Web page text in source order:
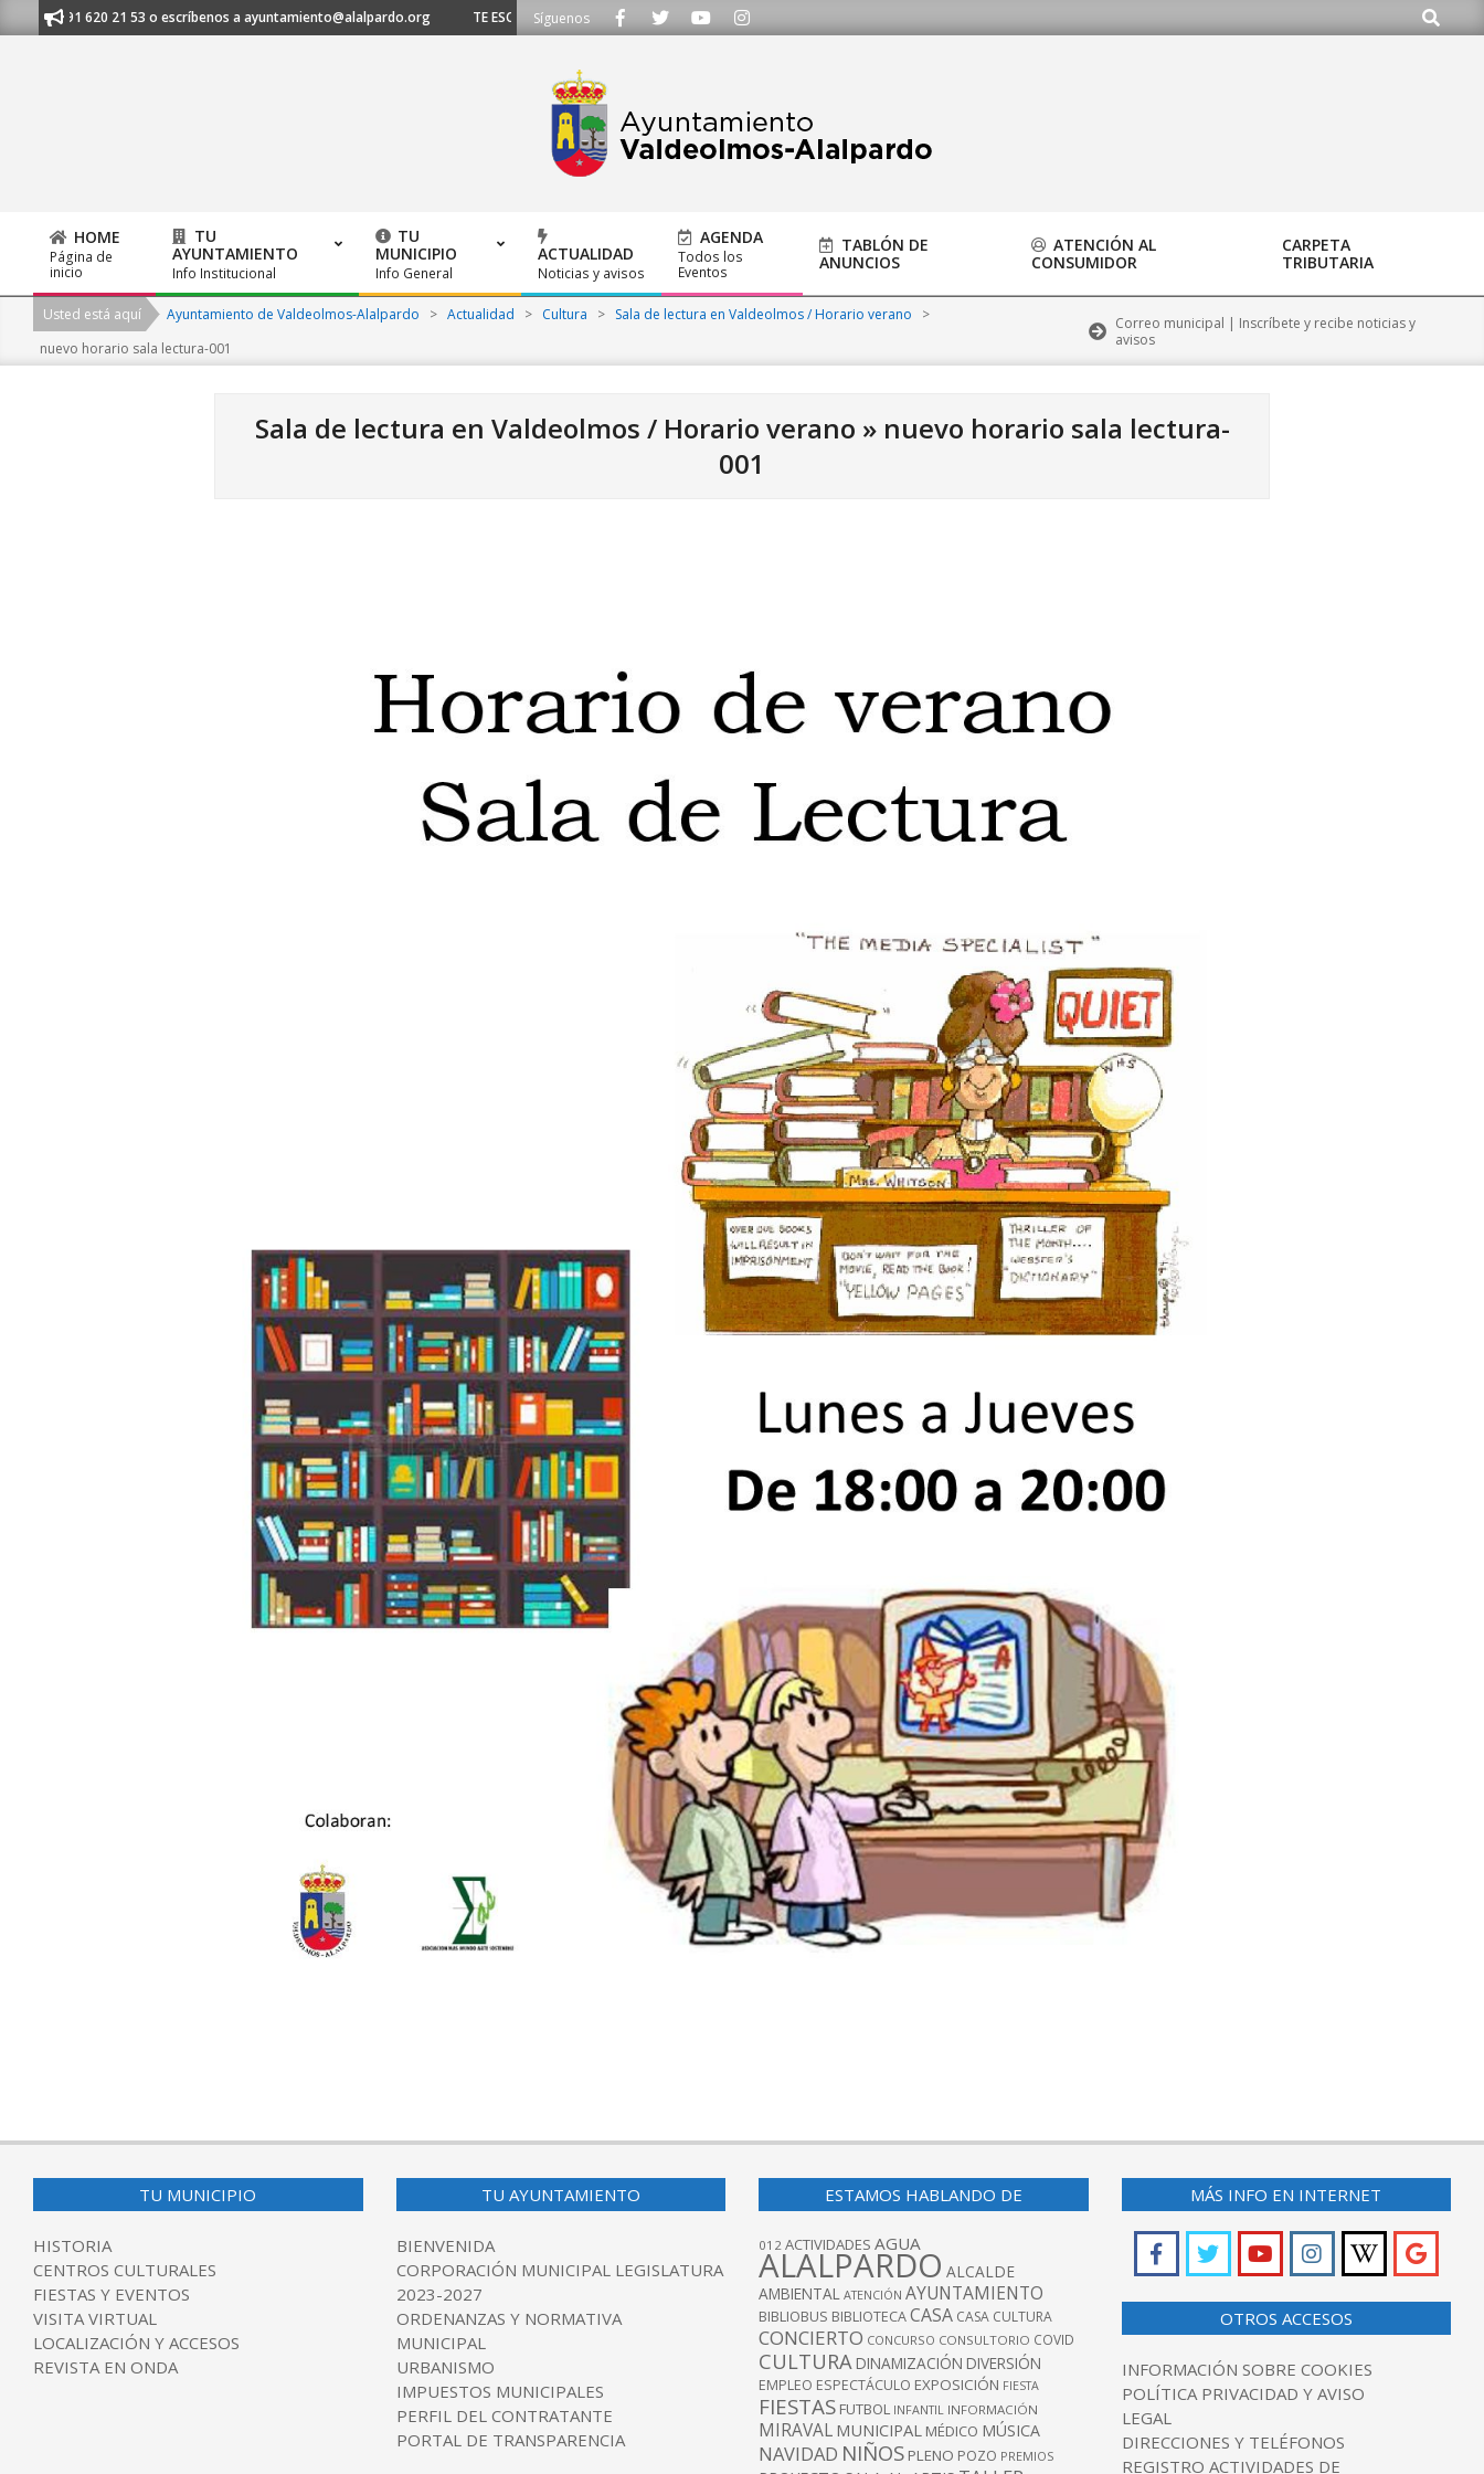
to
al 91 620 21 53 o escríbenos a ayuntamiento@alalpardo.org TE ESCUCHAMOS - Llámanos al 91 620 21 53 o escríbenos a ayuntamiento@alalpardo.org
Síguenos Buscar
Primary
Navigation
Menu
HOME
Página de
inicio
TU
AYUNTAMIENTO
Info Institucional
TU
MUNICIPIO
Info General
ACTUALIDAD
Noticias y avisos
AGENDA
Todos los
Eventos
TABLÓN DE
ANUNCIOS
ATENCIÓN AL
CONSUMIDOR
CARPETA
TRIBUTARIA
Usted está aquí Ayuntamiento de Valdeolmos-Alalpardo > Actualidad > Cultura > Sala de lectura en Valdeolmos / Horario verano
>
nuevo horario sala lectura-001
Correo municipal | Inscríbete y recibe noticias y
avisos
Sala de lectura en Valdeolmos / Horario verano » nuevo horario sala lectura-
001
07-
TU MUNICIPIO
HISTORIA
CENTROS CULTURALES
FIESTAS Y EVENTOS
VISITA VIRTUAL
LOCALIZACIÓN Y ACCESOS
REVISTA EN ONDA
TU AYUNTAMIENTO
BIENVENIDA
CORPORACIÓN MUNICIPAL LEGISLATURA
2023-2027
ORDENANZAS Y NORMATIVA
MUNICIPAL
URBANISMO
IMPUESTOS MUNICIPALES
PERFIL DEL CONTRATANTE
PORTAL DE TRANSPARENCIA
ESTAMOS HABLANDO DE
012 ACTIVIDADES AGUA
ALALPARDO ALCALDE
AMBIENTAL ATENCIÓN AYUNTAMIENTO
BIBLIOBUS BIBLIOTECACASA CASA CULTURA
CONCIERTO CONCURSO CONSULTORIO COVID
CULTURA DINAMIZACIÓN DIVERSIÓN
EMPLEO ESPECTÁCULO EXPOSICIÓN FIESTA
FIESTAS FUTBOL INFANTIL INFORMACIÓN
MIRAVAL MUNICIPAL MÉDICO MÚSICA
NAVIDAD NIÑOS PLENO POZO PREMIOS
MÁS INFO EN INTERNET
OTROS ACCESOS
INFORMACIÓN SOBRE COOKIES
POLÍTICA PRIVACIDAD Y AVISO
LEGAL
DIRECCIONES Y TELÉFONOS
REGISTRO ACTIVIDADES DE